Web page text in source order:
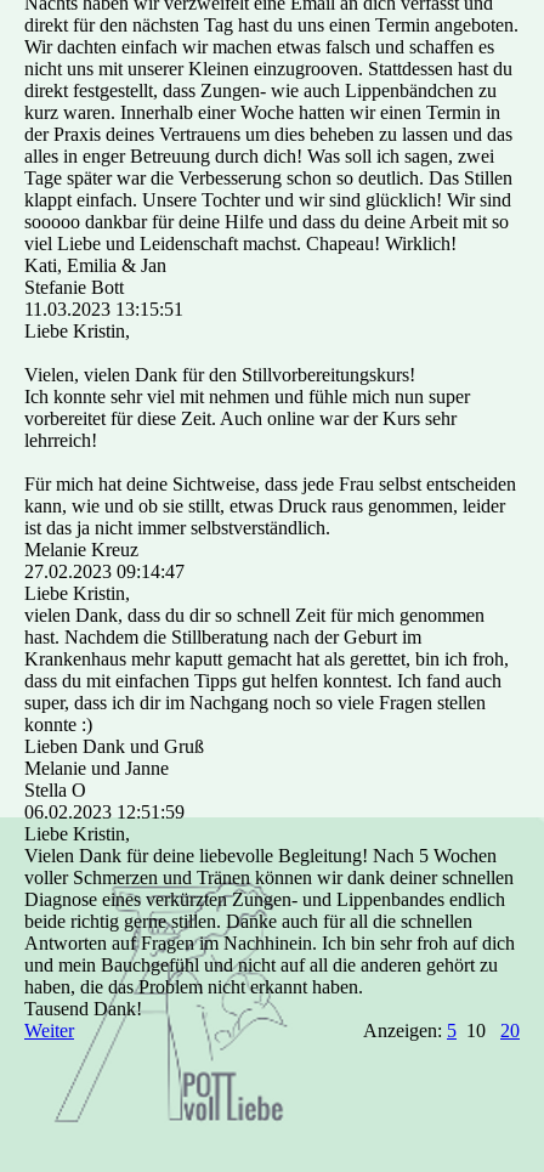
direkt für den nächsten Tag hast du uns einen Termin angeboten.
Wir dachten einfach wir machen etwas falsch und schaffen es
nicht uns mit unserer Kleinen einzugrooven. Stattdessen hast du
direkt festgestellt, dass Zungen- wie auch Lippenbändchen zu
kurz waren. Innerhalb einer Woche hatten wir einen Termin in
der Praxis deines Vertrauens um dies beheben zu lassen und das
alles in enger Betreuung durch dich! Was soll ich sagen, zwei
Tage später war die Verbesserung schon so deutlich. Das Stillen
klappt einfach. Unsere Tochter und wir sind glücklich! Wir sind
sooooo dankbar für deine Hilfe und dass du deine Arbeit mit so
viel Liebe und Leidenschaft machst. Chapeau! Wirklich!
Kati, Emilia & Jan
Stefanie Bott
11.03.2023 13:15:51
Liebe Kristin,
Vielen, vielen Dank für den Stillvorbereitungskurs!
Ich konnte sehr viel mit nehmen und fühle mich nun super
vorbereitet für diese Zeit. Auch online war der Kurs sehr
lehrreich!
Für mich hat deine Sichtweise, dass jede Frau selbst entscheiden
kann, wie und ob sie stillt, etwas Druck raus genommen, leider
ist das ja nicht immer selbstverständlich.
Melanie Kreuz
27.02.2023 09:14:47
Liebe Kristin,
vielen Dank, dass du dir so schnell Zeit für mich genommen
hast. Nachdem die Stillberatung nach der Geburt im
Krankenhaus mehr kaputt gemacht hat als gerettet, bin ich froh,
dass du mit einfachen Tipps gut helfen konntest. Ich fand auch
super, dass ich dir im Nachgang noch so viele Fragen stellen
konnte :)
Lieben Dank und Gruß
Melanie und Janne
Stella O
06.02.2023 12:51:59
Liebe Kristin,
Vielen Dank für deine liebevolle Begleitung! Nach 5 Wochen
voller Schmerzen und Tränen können wir dank deiner schnellen
Diagnose eines verkürzten Zungen- und Lippenbandes endlich
beide richtig gerne stillen. Danke auch für all die schnellen
Antworten auf Fragen im Nachhinein. Ich bin sehr froh auf dich
und mein Bauchgefühl und nicht auf all die anderen gehört zu
haben, die das Problem nicht erkannt haben.
Tausend Dank!
Weiter
Anzeigen: 5 10 20